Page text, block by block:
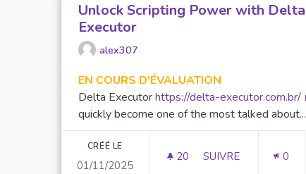
Unlock Scripting Power with Delta
Executor
alex307
EN COURS D'ÉVALUATION
Delta Executorhttps://delta-executor.com.br/
quickly become one of the most talked about...
CRÉÉ LE
01/11/2025
20 20 ABONNÉS
SUIVRE 0